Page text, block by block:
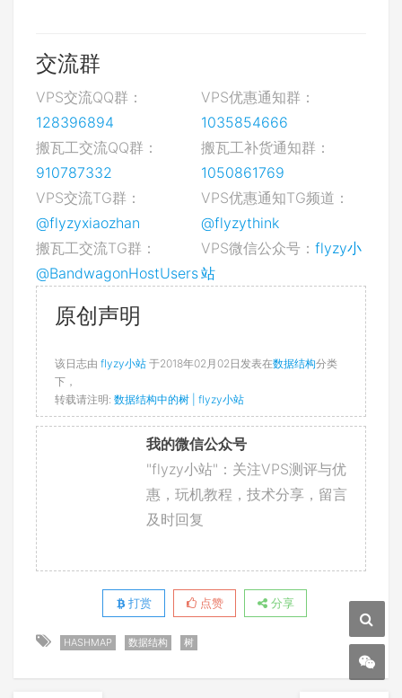
交流群
VPS交流QQ群：
128396894
VPS优惠通知群：
1035854666
搬瓦工交流QQ群：
910787332
搬瓦工补货通知群：
1050861769
VPS交流TG群：
@flyzyxiaozhan
VPS优惠通知TG频道：
@flyzythink
搬瓦工交流TG群：
@BandwagonHostUsers
VPS微信公众号： flyzy小
站
原创声明
该日志由 flyzy小站 于2018年02月02日发表在数据结构分类
下，
转载请注明: 数据结构中的树 | flyzy小站
我的微信公众号
"flyzy小站"：关注VPS测评与优
惠，玩机教程，技术分享，留言
及时回复
打赏 点赞 分享
HASHMAP 数据结构 树